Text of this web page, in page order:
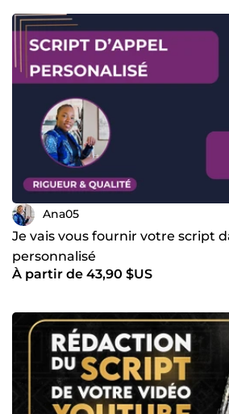
Ana05
Je vais vous fournir votre script
personnalisé
À partir de 43,90 $US